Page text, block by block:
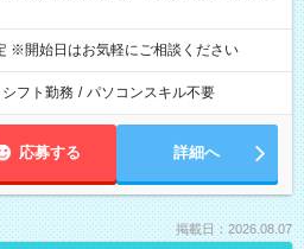
※開始日はお気軽にご相談ください
シフト勤務 / パソコンスキル不要
応募する 詳細へ
掲載日：2026.08.07